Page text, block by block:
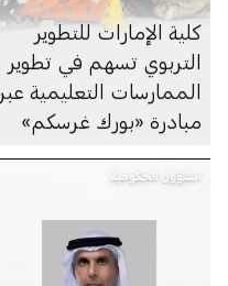
كلية الإمارات للتطوير
التربوي تسهم في تطوير
الممارسات التعليمية عبر
مبادرة «بورك غرسكم»
الشؤون الحكومية